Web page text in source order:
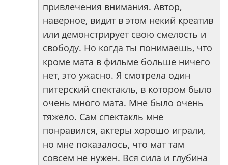
привлечения внимания. Автор,
наверное, видит в этом некий креатив
или демонстрирует свою смелость и
свободу. Но когда ты понимаешь, что
кроме мата в фильме больше ничего
нет, это ужасно. Я смотрела один
питерский спектакль, в котором было
очень много мата. Мне было очень
тяжело. Сам спектакль мне
понравился, актеры хорошо играли,
но мне показалось, что мат там
совсем не нужен. Вся сила и глубина